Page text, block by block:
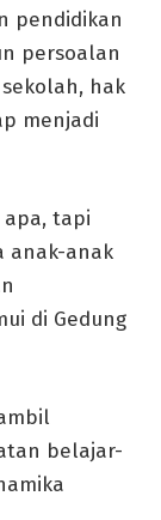
pendidikan
persoalan
hak
menjadi
tapi
anak-anak
di Gedung
belajar-